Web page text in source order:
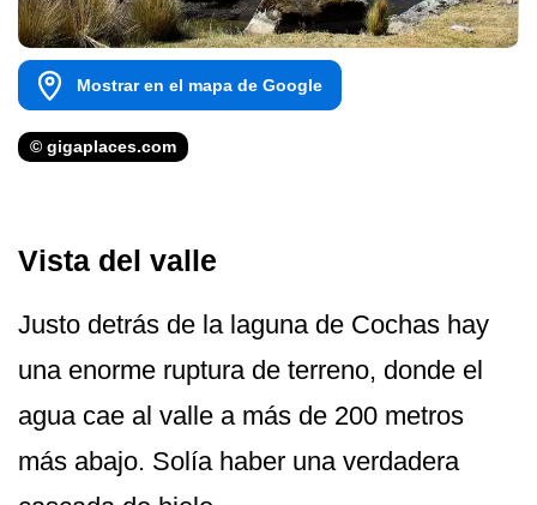
Mostrar en el mapa de Google
© gigaplaces.com
Vista del valle
Justo detrás de la laguna de Cochas hay
una enorme ruptura de terreno, donde el
agua cae al valle a más de 200 metros
más abajo. Solía haber una verdadera